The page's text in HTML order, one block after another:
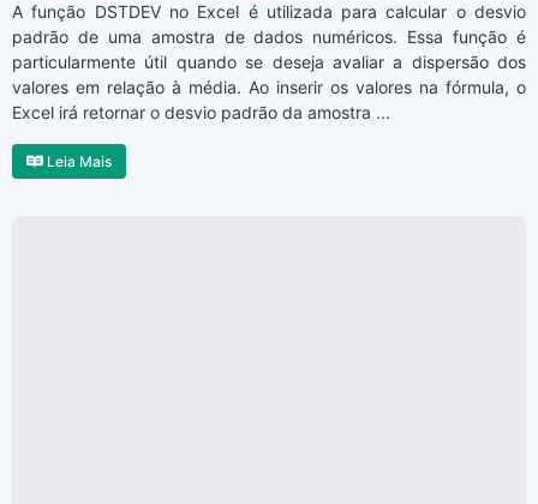
A função DSTDEV no Excel é utilizada para calcular o desvio
padrão de uma amostra de dados numéricos. Essa função é
particularmente útil quando se deseja avaliar a dispersão dos
valores em relação à média. Ao inserir os valores na fórmula, o
Excel irá retornar o desvio padrão da amostra ...
Leia Mais